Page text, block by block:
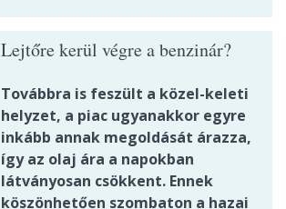
Lejtőre kerül végre a benzinár?
Továbbra is feszült a közel-keleti
helyzet, a piac ugyanakkor egyre
inkább annak megoldását árazza,
így az olaj ára a napokban
látványosan csökkent. Ennek
köszönhetően szombaton a hazai